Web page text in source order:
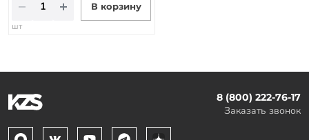
В корзину
шт
8 (800) 222-76-17
Заказать звонок